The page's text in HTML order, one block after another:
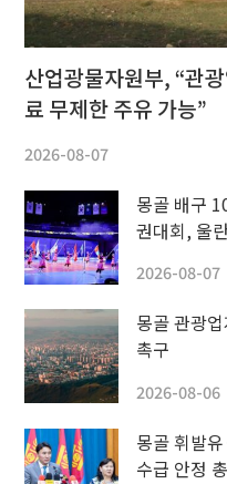
산업광물자원부, “관
료 무제한 주유 가능”
2026-08-07
몽골 배구
권대회, 울
2026-08-07
몽골 관광
촉구
2026-08-06
몽골 휘발
수급 안정